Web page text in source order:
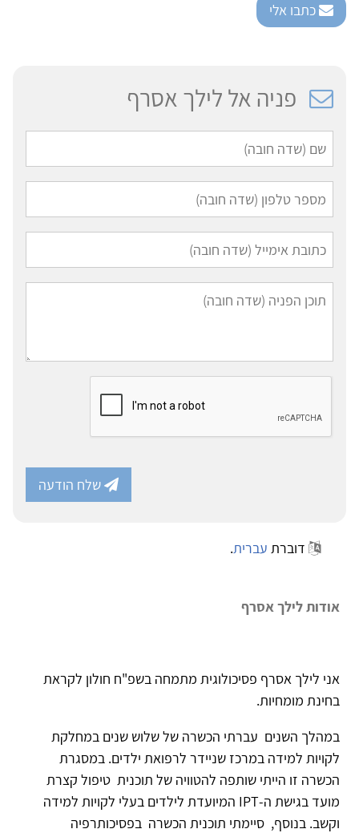
כתבו אלי
פניה אל לילך אסרף
שלח הודעה
דוברת עברית.
אודות לילך אסרף
אני לילך אסרף פסיכולוגית מתמחה בשפ"ח חולון לקראת
בחינת מומחיות.
במהלך השנים עברתי הכשרה של שלוש שנים במחלקת
לקויות למידה במרכז שניידר לרפואת ילדים. במסגרת
הכשרה זו הייתי שותפה להטוויה של תוכנית טיפול קצרת
מועד בגישת ה-IPT המיועדת לילדים בעלי לקויות למידה
וקשב. בנוסף, סיימתי תוכנית הכשרה בפסיכותרפיה